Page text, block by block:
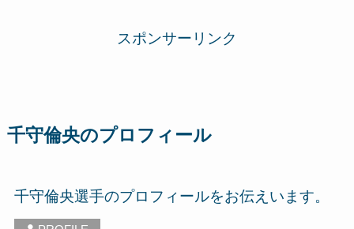
スポンサーリンク
千守倫央のプロフィール
千守倫央選手のプロフィールをお伝えいます。